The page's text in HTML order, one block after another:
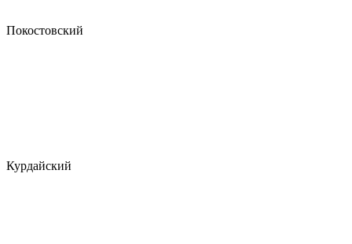
Покостовский
Курдайский